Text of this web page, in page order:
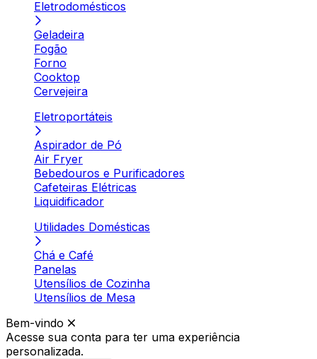
Eletrodomésticos
Geladeira
Fogão
Forno
Cooktop
Cervejeira
Eletroportáteis
Aspirador de Pó
Air Fryer
Bebedouros e Purificadores
Cafeteiras Elétricas
Liquidificador
Utilidades Domésticas
Chá e Café
Panelas
Utensílios de Cozinha
Utensílios de Mesa
Bem-vindo
Acesse sua conta para ter uma experiência
personalizada.